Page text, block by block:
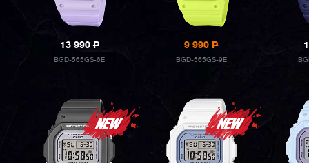
13 990P
BGD-565GS-6E
9 990P
BGD-565GS-9E